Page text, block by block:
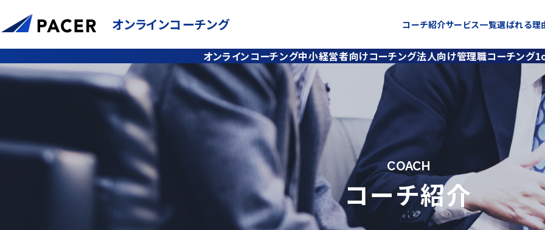
個人を前進させるコーチング
組織を前進させる1on1ミーティング
オンラインコーチング中小経営者向けコーチング法人向け管理職コーチング
COACH
コーチ紹介
オンラインコーチング コーチ紹介サービス一覧選ばれる理